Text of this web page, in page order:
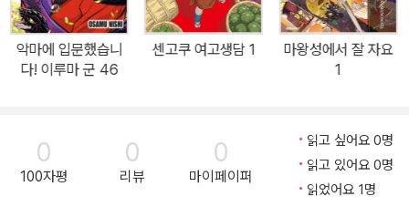
악마에 입문했습니
다! 이루마 군 46
센고쿠 여고생담 1
마왕성에서 잘 자요
1
0
100자평
0
리뷰
0
마이페이퍼
읽고 싶어요 0명
읽고 있어요 0명
읽었어요 1명